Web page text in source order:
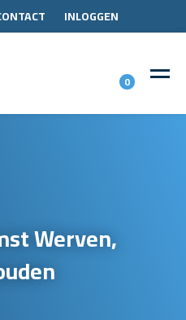
INLOGGEN
0
Werven,